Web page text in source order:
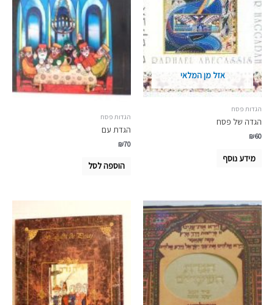
אזל מן המלאי
הגדות פסח
הגדה של פסח
₪60
מידע נוסף
הגדות פסח
הגדת עם
₪70
הוספה לסל